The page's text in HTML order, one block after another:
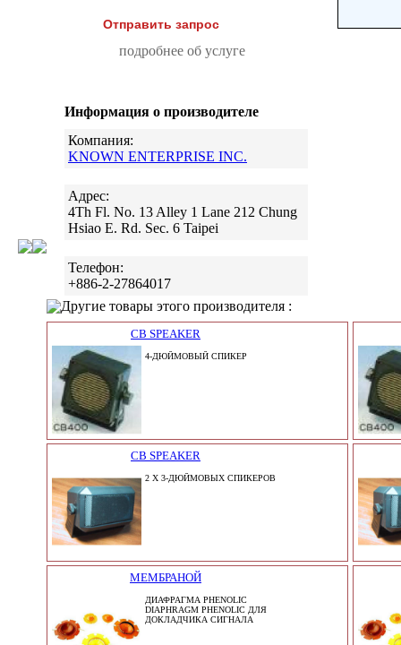
Отправить запрос
подробнее об услуге
Информация о производителе
Компания:
KNOWN ENTERPRISE INC.
Адрес:
4Th Fl. No. 13 Alley 1 Lane 212 Chung
Hsiao E. Rd. Sec. 6 Taipei
Телефон:
+886-2-27864017
Другие товары этого производителя :
CB SPEAKER
4-ДЮЙМОВЫЙ СПИКЕР
CB SPEAKER
2 X 3-ДЮЙМОВЫХ СПИКЕРОВ
МЕМБРАНОЙ
ДИАФРАГМА PHENOLIC
DIAPHRAGM PHENOLIC ДЛЯ
ДОКЛАДЧИКА СИГНАЛА